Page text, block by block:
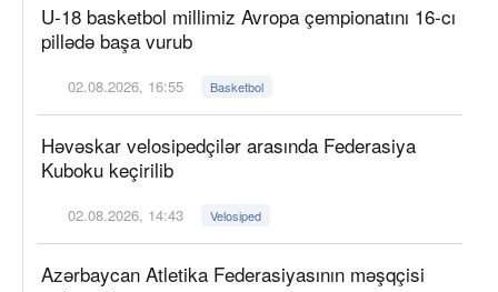
U-18 basketbol millimiz Avropa çempionatını 16-cı
pillədə başa vurub
02.08.2026, 16:55 Basketbol
Həvəskar velosipedçilər arasında Federasiya
Kuboku keçirilib
02.08.2026, 14:43 Velosiped
Azərbaycan Atletika Federasiyasının məşqçisi